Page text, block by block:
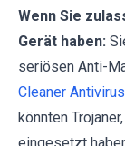
Wenn Sie
Gerät haben:
seriösen Anti-
Cleaner
könnten